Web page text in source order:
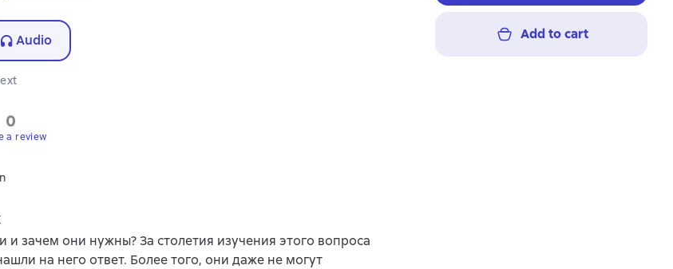
Audio
0
a review
Add to cart
и зачем они нужны? За столетия изучения этого вопроса
на него ответ. Более того, они даже не могут